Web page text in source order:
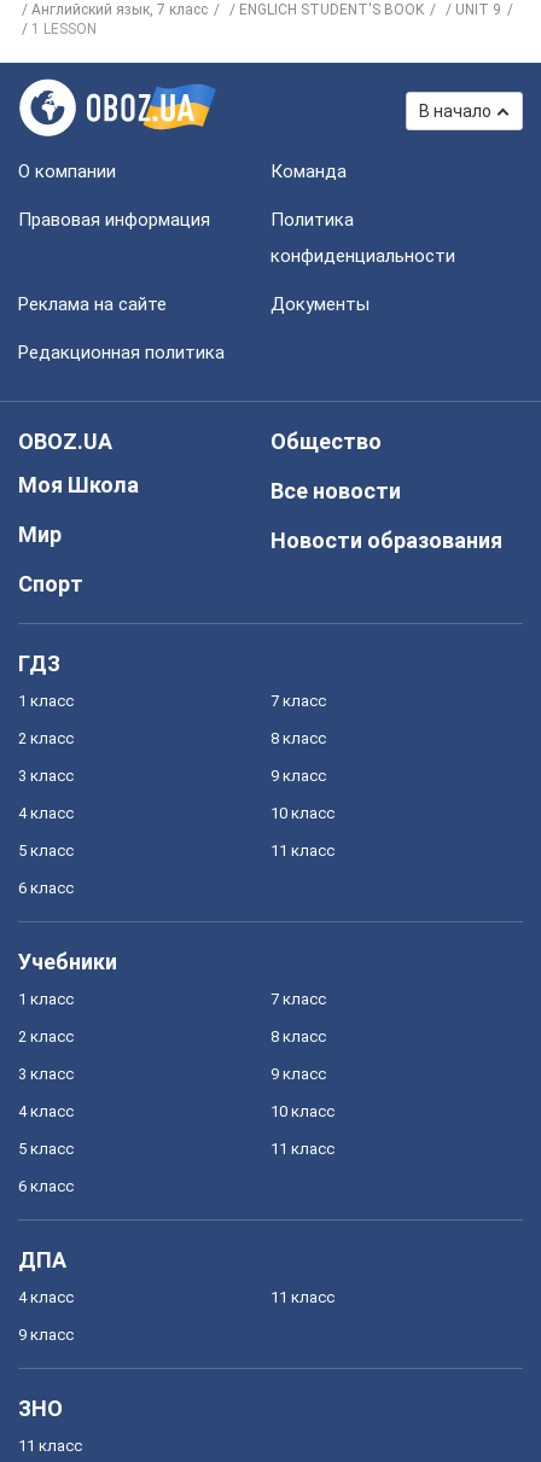
Английский язык, 7 класс
ENGLICH STUDENT'S BOOK
UNIT 9
1 LESSON
В начало
О компании Команда
Правовая информация
Политика
конфиденциальности
Реклама на сайте Документы
Редакционная политика
OBOZ.UA
Моя Школа
Мир
Спорт
Общество
Все новости
Новости образования
ГДЗ
1 класс
2 класс
3 класс
4 класс
5 класс
6 класс
7 класс
8 класс
9 класс
10 класс
11 класс
Учебники
1 класс
2 класс
3 класс
4 класс
5 класс
6 класс
7 класс
8 класс
9 класс
10 класс
11 класс
ДПА
4 класс
9 класс
11 класс
ЗНО
11 класс